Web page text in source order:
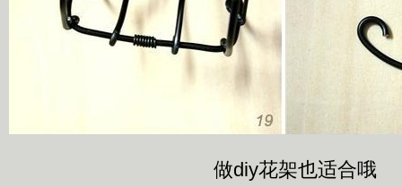
做diy花架也适合哦